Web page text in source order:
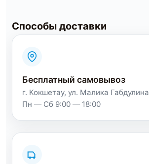
Способы доставки
Бесплатный самовывоз
г. Кокшетау, ул. Малика
Пн — Сб 9:00 — 18:00